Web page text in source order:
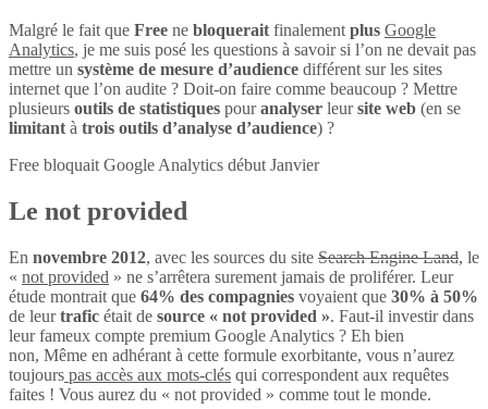
Malgré le fait que Free ne bloqueraitfinalementplus Google
Analytics, je me suis posé les questions à savoir si l’on ne devait pas
mettre un système de mesure d’audience différent sur les sites
internet que l’on audite ? Doit-on faire comme beaucoup ? Mettre
plusieurs outils de statistiques pouranalyser leursite web (en se
limitantà trois outils d’analyse d’audience) ?
Free bloquait Google Analytics début Janvier
Le not provided
En novembre 2012, avec les sources du site Search Engine Land, le
« not provided » ne s’arrêtera surement jamais de proliférer. Leur
étude montrait que 64% des compagnies voyaient que 30% à 50%
de leurtrafic était de source « not provided ». Faut-il investir dans
leur fameux compte premium Google Analytics ? Eh bien
non, Même en adhérant à cette formule exorbitante, vous n’aurez
toujours pas accès aux mots-clés qui correspondent aux requêtes
faites ! Vous aurez du « not provided » comme tout le monde.